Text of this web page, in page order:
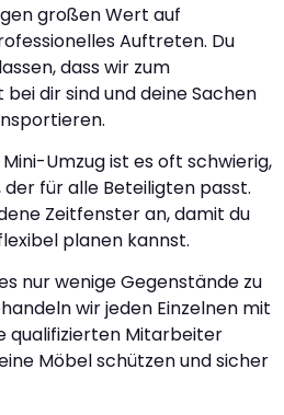
großen Wert auf
Auftreten. Du
dass wir zum
dir sind und deine Sachen
Umzug ist es oft schwierig,
für alle Beteiligten passt.
Zeitfenster an, damit du
planen kannst.
nur wenige Gegenstände zu
wir jeden Einzelnen mit
qualifizierten Mitarbeiter
Möbel schützen und sicher